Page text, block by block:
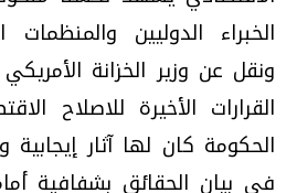
الخبراء الدوليين والمنظمات
ونقل عن وزير الخزانة
القرارات الأخيرة للاصلاح
الحكومة كان لها آثار
في بيان الحقائق بشفافية